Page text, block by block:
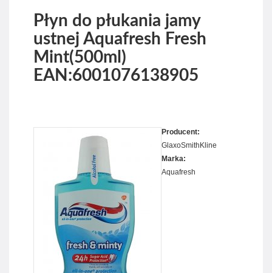
Płyn do płukania jamy
ustnej Aquafresh Fresh
Mint(500ml)
EAN:6001076138905
Producent:
GlaxoSmithKline
Marka:
Aquafresh